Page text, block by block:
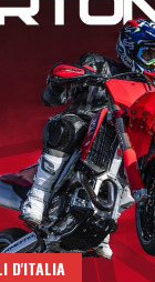
D'ITALIA